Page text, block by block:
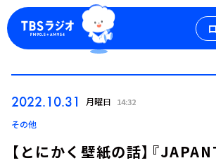
2022.10.31 月曜日 14:32
その他
【とにかく壁紙の話】『